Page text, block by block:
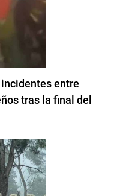
entre
tras la final del